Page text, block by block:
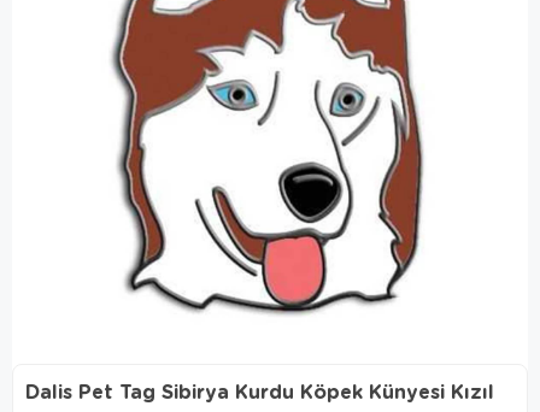
Dalis Pet Tag Sibirya Kurdu Köpek Künyesi Kızıl